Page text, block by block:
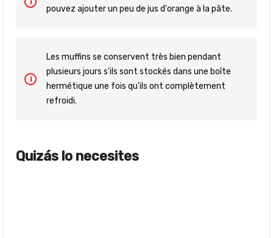
pouvez ajouter un peu de jus d'orange à la pâte.
Les muffins se conservent très bien pendant
plusieurs jours s'ils sont stockés dans une boîte
hermétique une fois qu'ils ont complètement
refroidi.
Quizás lo necesites